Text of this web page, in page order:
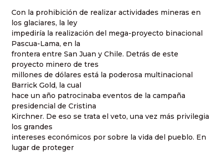
Con la prohibición de realizar actividades mineras en
los glaciares, la ley
impediría la realización del mega-proyecto binacional
Pascua-Lama, en la
frontera entre San Juan y Chile. Detrás de este
proyecto minero de tres
millones de dólares está la poderosa multinacional
Barrick Gold, la cual
hace un año patrocinaba eventos de la campaña
presidencial de Cristina
Kirchner. De eso se trata el veto, una vez más privilegia
los grandes
intereses económicos por sobre la vida del pueblo. En
lugar de proteger